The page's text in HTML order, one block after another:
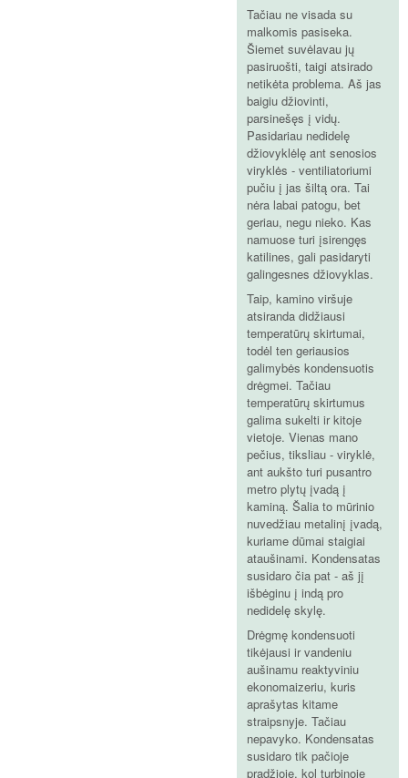
Tačiau ne visada su
malkomis pasiseka.
Šiemet suvėlavau jų
pasiruošti, taigi atsirado
netikėta problema. Aš jas
baigiu džiovinti,
parsinešęs į vidų.
Pasidariau nedidelę
džiovyklėlę ant senosios
viryklės - ventiliatoriumi
pučiu į jas šiltą ora. Tai
nėra labai patogu, bet
geriau, negu nieko. Kas
namuose turi įsirengęs
katilines, gali pasidaryti
galingesnes džiovyklas.
Taip, kamino viršuje
atsiranda didžiausi
temperatūrų skirtumai,
todėl ten geriausios
galimybės kondensuotis
drėgmei. Tačiau
temperatūrų skirtumus
galima sukelti ir kitoje
vietoje. Vienas mano
pečius, tiksliau - viryklė,
ant aukšto turi pusantro
metro plytų įvadą į
kaminą. Šalia to mūrinio
nuvedžiau metalinį įvadą,
kuriame dūmai staigiai
ataušinami. Kondensatas
susidaro čia pat - aš jį
išbėginu į indą pro
nedidelę skylę.
Drėgmę kondensuoti
tikėjausi ir vandeniu
aušinamu reaktyviniu
ekonomaizeriu, kuris
aprašytas kitame
straipsnyje. Tačiau
nepavyko. Kondensatas
susidaro tik pačioje
pradžioje, kol turbinoje